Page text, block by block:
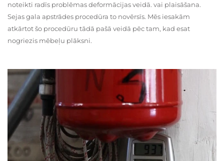
noteikti radīs problēmas deformācijas veidā. vai plaisāšana.
Sejas gala apstrādes procedūra to novērsīs. Mēs iesakām
atkārtot šo procedūru tādā pašā veidā pēc tam, kad esat
nogriezis mēbeļu plāksni.